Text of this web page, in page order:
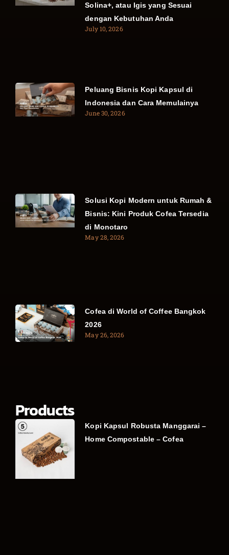
Solina+, atau Igis yang Sesuai
dengan Kebutuhan Anda
July 10, 2026
Peluang Bisnis Kopi Kapsul di
Indonesia dan Cara Memulainya
June 30, 2026
Solusi Kopi Modern untuk Rumah &
Bisnis: Kini Produk Cofea Tersedia
di Monotaro
May 28, 2026
Cofea di World of Coffee Bangkok
2026
May 26, 2026
Products
Kopi Kapsul Robusta Manggarai –
Home Compostable – Cofea